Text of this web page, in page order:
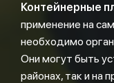
Контейнерные
применение на
необходимо
Они могут быть
районах, так и на